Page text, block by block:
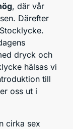
, där vår
Därefter
dryck och
hälsas vi
till
oss ut i
cirka sex